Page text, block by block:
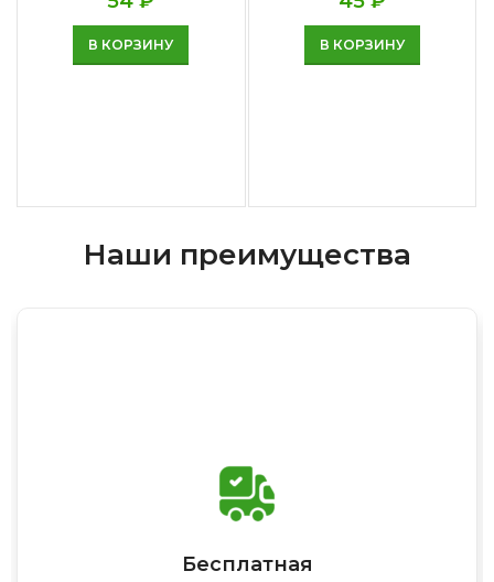
В КОРЗИНУ В КОРЗИНУ
Наши преимущества
Бесплатная